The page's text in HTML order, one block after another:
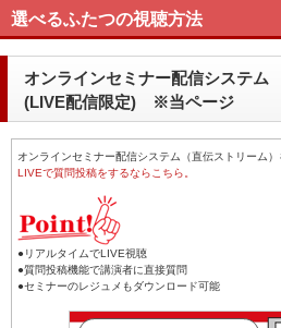
選べるふたつの視聴方法
オンラインセミナー配信システム
(LIVE配信限定) ※当ページ
オンラインセミナー配信システム（直伝ストリーム
LIVEで質問投稿をするならこちら。
●リアルタイムでLIVE視聴
●質問投稿機能で講演者に直接質問
●セミナーのレジュメもダウンロード可能